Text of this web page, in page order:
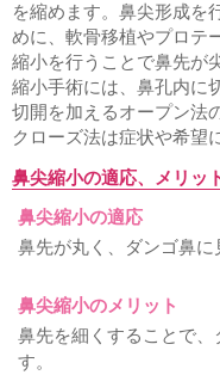
を縮めます。鼻尖形成を
めに、軟骨移植やプロテ
縮小を行うことで鼻先が
縮小手術には、鼻孔内に
切開を加えるオープン法
クローズ法は症状や希望
鼻尖縮小の適応、メリッ
鼻尖縮小の適応
鼻先が丸く、ダンゴ鼻に
鼻尖縮小のメリット
鼻先を細くすることで
す。